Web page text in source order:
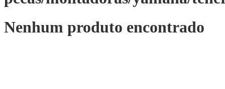
Nenhum produto encontrado